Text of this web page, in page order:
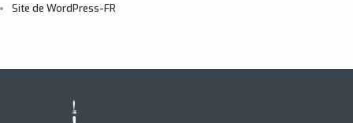
Site de WordPress-FR